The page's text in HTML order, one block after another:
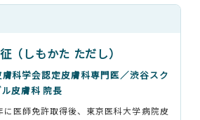
（しもかた ただし）
膚科学会認定皮膚科専門医／渋谷スク
ル皮膚科 院長
に医師免許取得後、東京医科大学病院皮